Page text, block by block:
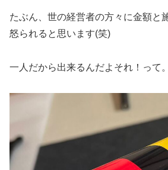
たぶん、世の経営者の方々に金額と
怒られると思います(笑)
一人だから出来るんだよそれ！って。